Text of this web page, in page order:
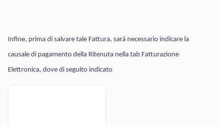
Infine, prima di salvare tale Fattura, sarà necessario indicare la
causale di pagamento della Ritenuta nella tab Fatturazione
Elettronica, dove di seguito indicato